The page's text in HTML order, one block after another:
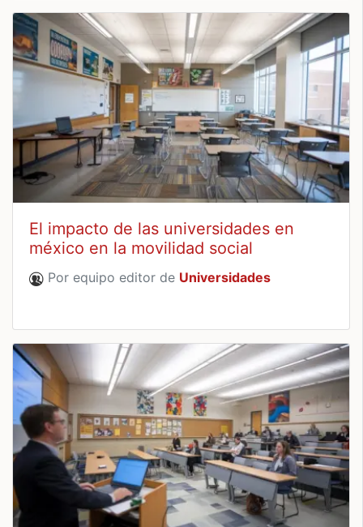
El impacto de las universidades en
méxico en la movilidad social
Por equipo editor de Universidades